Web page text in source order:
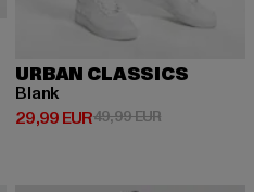
EUR
URBAN CLASSICS
Blank
29,99 EUR
Derzeitiger Preis: 29,99 EUR
49,99 EURAktionspreis: